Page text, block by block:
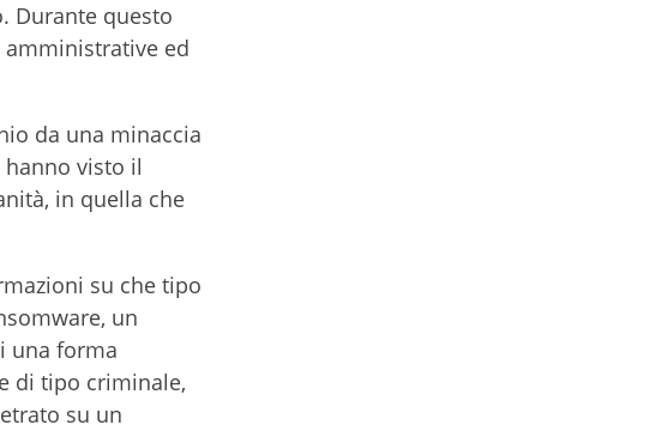
Durante questo
ed
da una minaccia
visto il
in quella che
su che tipo
un
una forma
di tipo criminale,
su un